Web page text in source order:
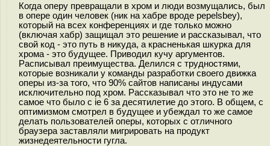
Когда оперу превращали в хром и люди возмущались, был
в опере один человек (ник на хабре вроде pepelsbey),
который на всех конференциях и где только можно
(включая хабр) защищал это решение и рассказывал, что
свой код - это путь в никуда, а красненькая шкурка для
хрома - это будущее. Приводил кучу аргументов.
Расписывал преимущества. Делился с трудностями,
которые возникали у команды разработки своего движка
оперы из-за того, что 90% сайтов написаны индусами
исключительно под хром. Рассказывал что это не то же
самое что было с ie 6 за десятилетие до этого. В общем, с
оптимизмом смотрел в будущее и убеждал то же самое
делать пользователей оперы, которых с отличного
браузера заставляли мигрировать на продукт
жизнедеятельности гугла.